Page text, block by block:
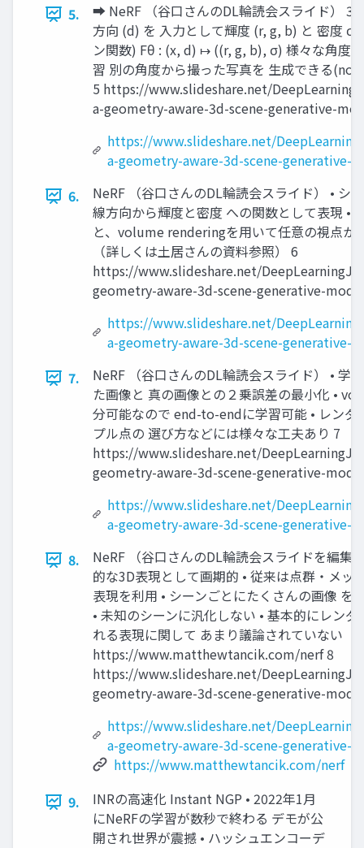
5.
➡︎ NeRF （谷口さんのDL輪読会スライド） 3
方向 (d) を 入力として輝度 (r, g, b) と 密度 σ
ン関数) Fθ : (x, d) ↦ ((r, g, b), σ) 様々な角度
習 別の角度から撮った写真を 生成できる
5 https://www.slideshare.net/
a-geometry-aware-3d-scene-generative-
https://www.slideshare.net/
a-geometry-aware-3d-scene-generative-
6.
NeRF （谷口さんのDL輪読会スライド） • シ
線方向から輝度と密度 への関数として表現 •
と、volume renderingを用いて任意の視点か
（詳しくは土居さんの資料参照） 6
https://www.slideshare.net/
geometry-aware-3d-scene-generative-
https://www.slideshare.net/
a-geometry-aware-3d-scene-generative-
7.
NeRF （谷口さんのDL輪読会スライド） • 学
た画像と 真の画像との２乗誤差の最小化 •
分可能なので end-to-endに学習可能 • レンダ
プル点の 選び方などには様々な工夫あり 7
https://www.slideshare.net/
geometry-aware-3d-scene-generative-
https://www.slideshare.net/
a-geometry-aware-3d-scene-generative-
8.
NeRF （谷口さんのDL輪読会スライドを編集
的な3D表現として画期的 • 従来は点群・メッ
表現を利用 • シーンごとにたくさんの画像 を
• 未知のシーンに汎化しない • 基本的にレン
れる表現に関して あまり議論されていない
https://www.matthewtancik.com/nerf 8
https://www.slideshare.net/
geometry-aware-3d-scene-generative-
https://www.slideshare.net/
a-geometry-aware-3d-scene-generative-
https://www.matthewtancik.com/nerf
9.
INRの高速化 Instant NGP • 2022年1月
にNeRFの学習が数秒で終わる デモが公
開され世界が震撼 • ハッシュエンコーデ